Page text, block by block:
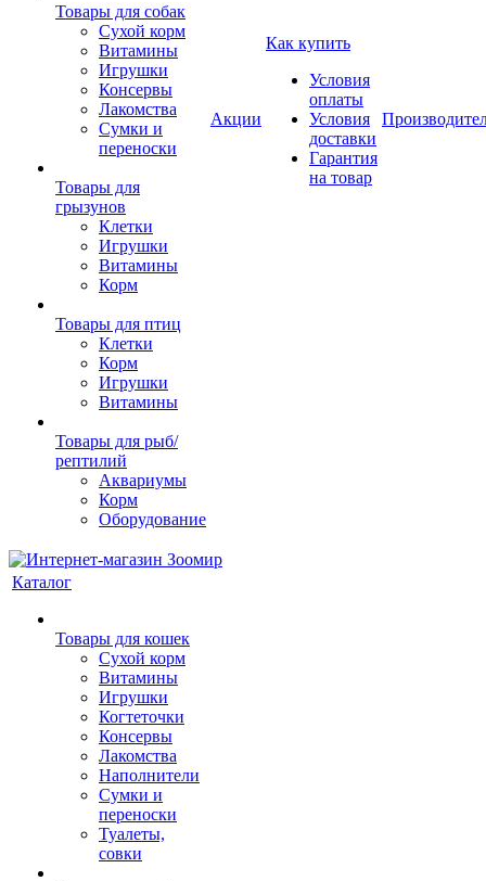
Товары для собак
Cухой корм
Витамины
Игрушки
Консервы
Лакомства
Сумки и
переноски
Товары для
грызунов
Клетки
Игрушки
Витамины
Корм
Товары для птиц
Клетки
Корм
Игрушки
Витамины
Товары для рыб/
рептилий
Аквариумы
Корм
Оборудование
Акции
Как купить
Условия
оплаты
Условия
доставки
Гарантия
на товар
Каталог
Товары для кошек
Cухой корм
Витамины
Игрушки
Когтеточки
Консервы
Лакомства
Наполнители
Сумки и
переноски
Туалеты,
совки